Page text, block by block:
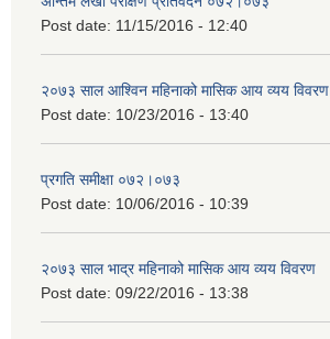
Post date: 11/15/2016 - 12:40
२०७३ साल आश्विन महिनाको मासिक आय व्यय विवरण
Post date: 10/23/2016 - 13:40
प्रगति समीक्षा ०७२।०७३
Post date: 10/06/2016 - 10:39
२०७३ साल भाद्र महिनाको मासिक आय व्यय विवरण
Post date: 09/22/2016 - 13:38